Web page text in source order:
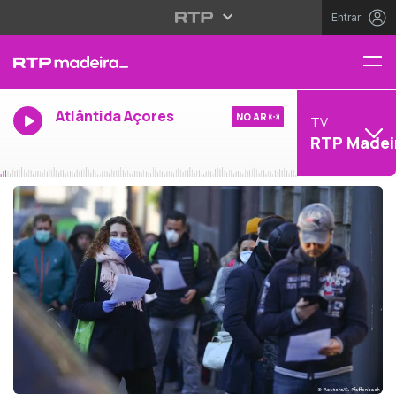
Entrar
Atlântida Açores NO AR TV
RTP